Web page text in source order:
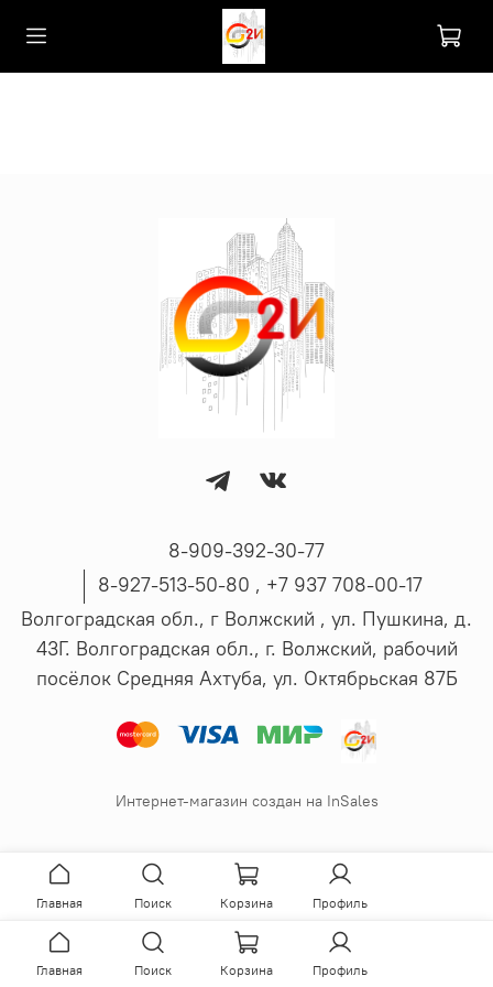
8-909-392-30-77
8-927-513-50-80 , ‪+7 937 708-00-17
Волгоградская обл., г Волжский , ул. Пушкина, д.
43Г. Волгоградская обл., г. Волжский, рабочий
посёлок Средняя Ахтуба, ул. Октябрьская 87Б
Интернет-магазин создан на InSales
Главная Поиск Корзина Профиль
Главная Поиск Корзина Профиль